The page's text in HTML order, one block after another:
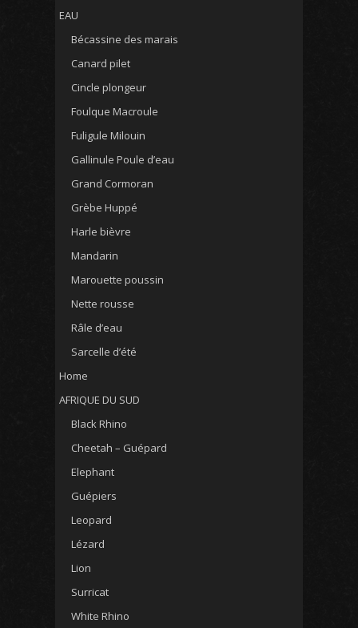
EAU
Bécassine des marais
Canard pilet
Cincle plongeur
Foulque Macroule
Fuligule Milouin
Gallinule Poule d’eau
Grand Cormoran
Grèbe Huppé
Harle bièvre
Mandarin
Marouette poussin
Nette rousse
Râle d’eau
Sarcelle d’été
Home
AFRIQUE DU SUD
Black Rhino
Cheetah – Guépard
Elephant
Guépiers
Leopard
Lézard
Lion
Surricat
White Rhino